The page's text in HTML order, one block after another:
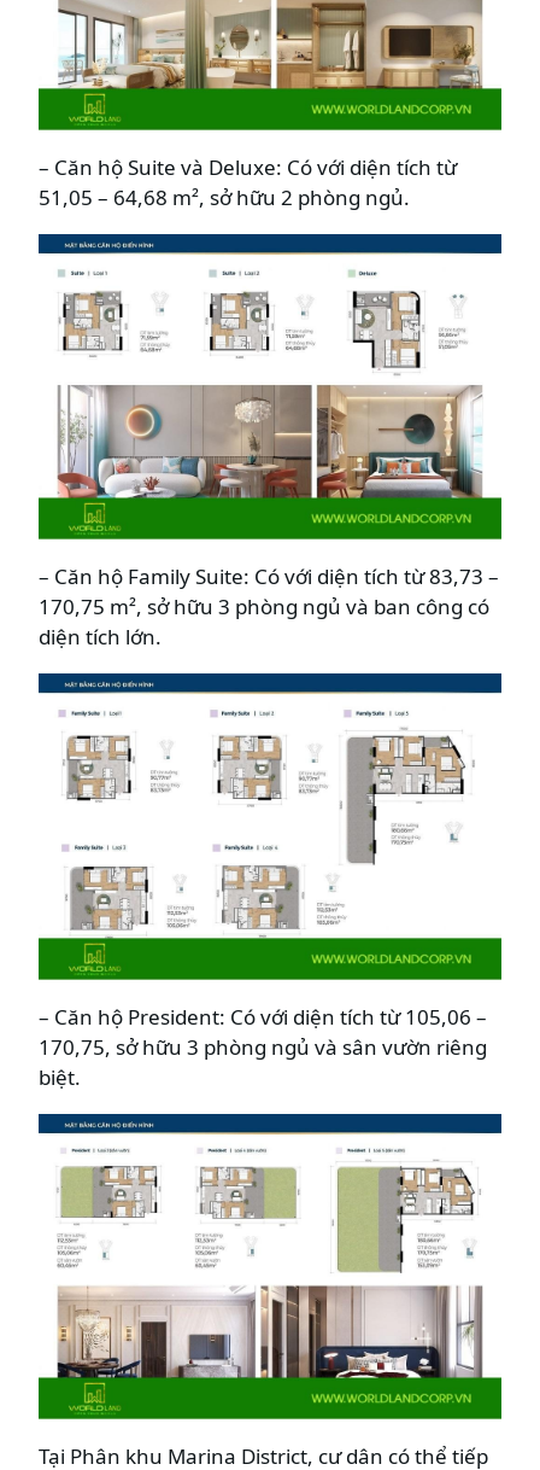
– Căn hộ Suite và Deluxe: Có với diện tích từ
51,05 – 64,68 m², sở hữu 2 phòng ngủ.
– Căn hộ Family Suite: Có với diện tích từ 83,73 –
170,75 m², sở hữu 3 phòng ngủ và ban công có
diện tích lớn.
– Căn hộ President: Có với diện tích từ 105,06 –
170,75, sở hữu 3 phòng ngủ và sân vườn riêng
biệt.
Tại Phân khu Marina District, cư dân có thể tiếp